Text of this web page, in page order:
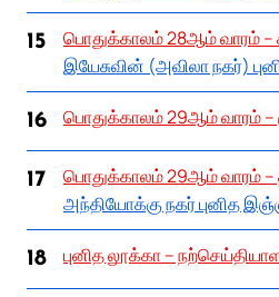
15
பொதுக்காலம் 28ஆம் வாரம் –
இயேசுவின் (அவிலா நகர்)
16 பொதுக்காலம் 29ஆம் வாரம் –
17
பொதுக்காலம் 29ஆம் வாரம் –
அந்தியோக்கு நகர் புனித
18 புனித லூக்கா –